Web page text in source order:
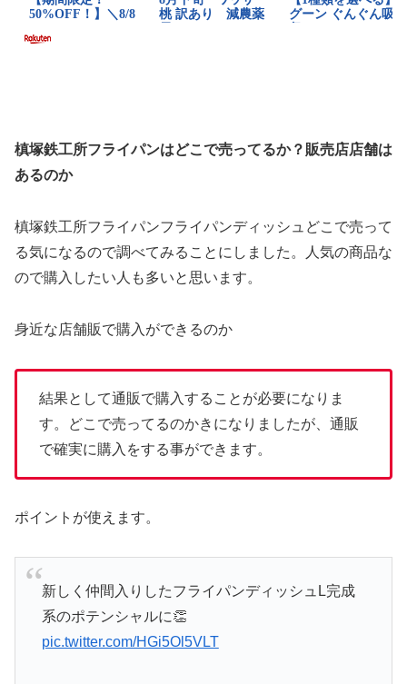
槙塚鉄工所フライパンはどこで売ってるか？販売店店舗は
あるのか
槙塚鉄工所フライパンフライパンディッシュどこで売って
る気になるので調べてみることにしました。人気の商品な
ので購入したい人も多いと思います。
身近な店舗販で購入ができるのか
結果として通販で購入することが必要になりま
す。どこで売ってるのかきになりましたが、通販
で確実に購入をする事ができます。
ポイントが使えます。
新しく仲間入りしたフライパンディッシュL完成
系のポテンシャルに👏
pic.twitter.com/HGi5Ol5VLT